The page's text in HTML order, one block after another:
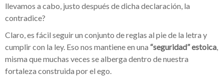
llevamos a cabo, justo después de dicha declaración, la
contradice?
Claro, es fácil seguir un conjunto de reglas al pie de la letra y
cumplir con la ley. Eso nos mantiene en una “seguridad” estoica,
misma que muchas veces se alberga dentro de nuestra
fortaleza construida por el ego.